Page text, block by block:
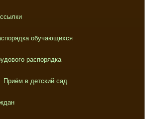
обучающихся
распорядка
Приём в детский сад